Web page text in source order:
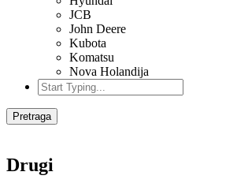
JCB
John Deere
Kubota
Komatsu
Nova Holandija
Pretraga
Drugi